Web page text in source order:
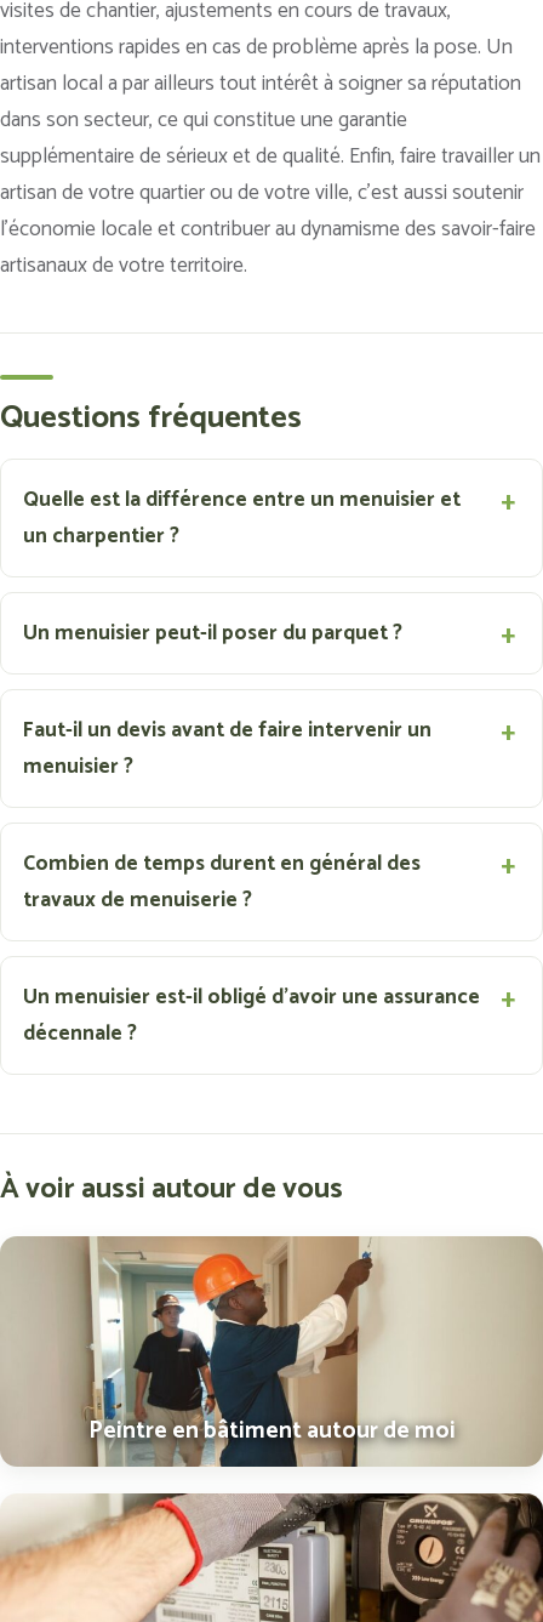
visites de chantier, ajustements en cours de travaux,
interventions rapides en cas de problème après la pose. Un
artisan local a par ailleurs tout intérêt à soigner sa réputation
dans son secteur, ce qui constitue une garantie
supplémentaire de sérieux et de qualité. Enfin, faire travailler un
artisan de votre quartier ou de votre ville, c’est aussi soutenir
l’économie locale et contribuer au dynamisme des savoir-faire
artisanaux de votre territoire.
Questions fréquentes
Quelle est la différence entre un menuisier et
un charpentier ?
Un menuisier peut-il poser du parquet ?
Faut-il un devis avant de faire intervenir un
menuisier ?
Combien de temps durent en général des
travaux de menuiserie ?
Un menuisier est-il obligé d'avoir une assurance
décennale ?
À voir aussi autour de vous
Peintre en bâtiment autour de moi